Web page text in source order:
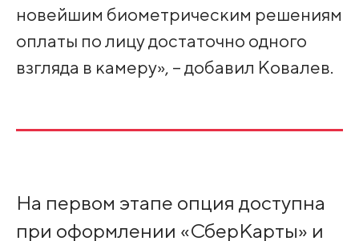
новейшим биометрическим решениям
оплаты по лицу достаточно одного
взгляда в камеру», – добавил Ковалев.
На первом этапе опция доступна
при оформлении «СберКарты» и